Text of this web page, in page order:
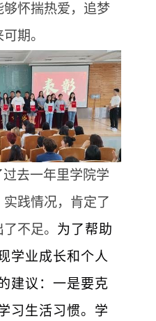
够怀揣热爱，追梦
期。
去一年里学院学
践情况，肯定了
不足。 为了帮助
学业成长和个人
建议：一是要克
习生活习惯。学